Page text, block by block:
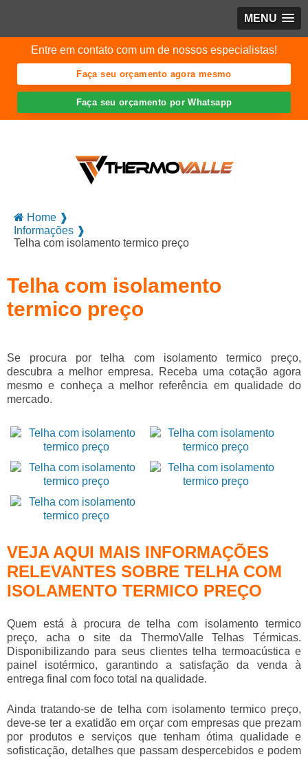
MENU
Entre em contato com um de nossos especialistas!
Faça seu orçamento agora mesmo
Faça seu orçamento por Whatsapp
Home ❱
Informações ❱
Telha com isolamento termico preço
Telha com isolamento
termico preço
Se procura portelha com isolamento termico preço,
descubra a melhor empresa. Receba uma cotação agora
mesmo e conheça a melhor referência em qualidade do
mercado.
VEJA AQUI MAIS INFORMAÇÕES
RELEVANTES SOBRE TELHA COM
ISOLAMENTO TERMICO PREÇO
Quem está à procura detelha com isolamento termico
preço, acha o site da ThermoValle Telhas Térmicas.
Disponibilizando para seus clientes telha termoacústica e
painel isotérmico, garantindo a satisfação da venda à
entrega final com foco total na qualidade.
Ainda tratando-se de telha com isolamento termico preço,
deve-se ter a exatidão em orçar com empresas que prezam
por produtos e serviços que tenham ótima qualidade e
sofisticação, detalhes que passam despercebidos e podem